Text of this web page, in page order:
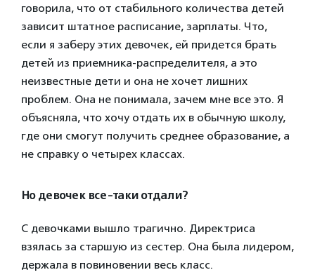
говорила, что от стабильного количества детей
зависит штатное расписание, зарплаты. Что,
если я заберу этих девочек, ей придется брать
детей из приемника-распределителя, а это
неизвестные дети и она не хочет лишних
проблем. Она не понимала, зачем мне все это. Я
объясняла, что хочу отдать их в обычную школу,
где они смогут получить среднее образование, а
не справку о четырех классах.
Но девочек все-таки отдали?
С девочками вышло трагично. Директриса
взялась за старшую из сестер. Она была лидером,
держала в повиновении весь класс.